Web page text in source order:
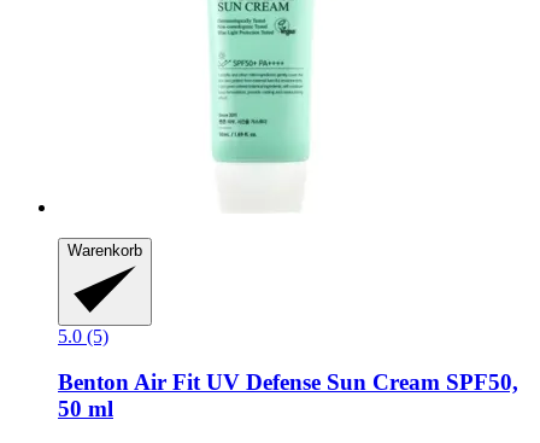
Warenkorb
5.0 (5)
BentonAir Fit UV Defense Sun Cream SPF50,
50 ml